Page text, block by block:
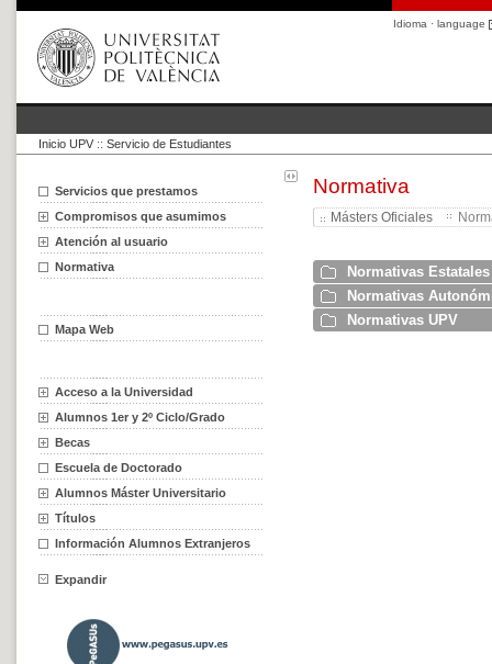
Idioma · language
Inicio UPV :: Servicio de Estudiantes
Servicios que prestamos
Compromisos que asumimos
Atención al usuario
Normativa
Mapa Web
Acceso a la Universidad
Alumnos 1er y 2º Ciclo/Grado
Becas
Escuela de Doctorado
Alumnos Máster Universitario
Títulos
Información Alumnos Extranjeros
Expandir
Normativa
Másters Oficiales
Normativas Estatales
Normativas
Normativas UPV